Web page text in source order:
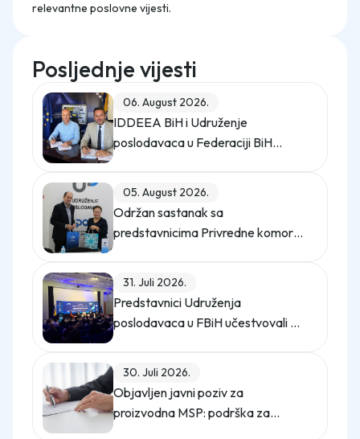
relevantne poslovne vijesti.
Posljednje vijesti
06. August 2026.
IDDEEA BiH i Udruženje
poslodavaca u Federaciji BiH
05. August 2026.
Održan sastanak sa
predstavnicima Privredne komore
31. Juli 2026.
Predstavnici Udruženja
poslodavaca u FBiH učestvovali na
30. Juli 2026.
Objavljen javni poziv za
proizvodna MSP: podrška za